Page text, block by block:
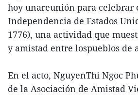
hoy unareunión para celebrar
Independencia de Estados
1776), una actividad que
y amistad entre lospueblos de
En el acto, NguyenThi Ngoc
de la Asociación de Amistad